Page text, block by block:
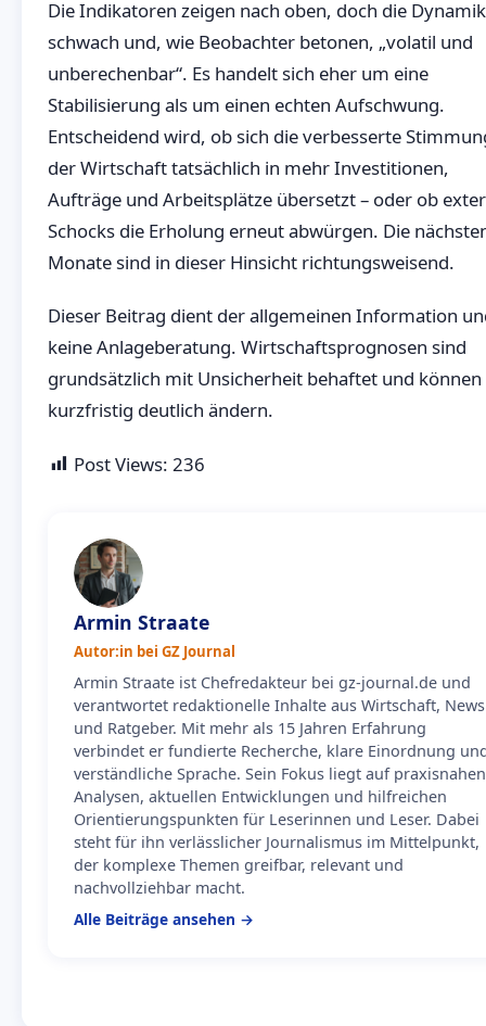
Die Indikatoren zeigen nach oben, doch die
schwach und, wie Beobachter betonen, „volatil und
unberechenbar“. Es handelt sich eher um eine
Stabilisierung als um einen echten Aufschwung.
Entscheidend wird, ob sich die verbesserte
der Wirtschaft tatsächlich in mehr Investitionen,
Aufträge und Arbeitsplätze übersetzt – oder ob
Schocks die Erholung erneut abwürgen. Die
Monate sind in dieser Hinsicht richtungsweisend.
Dieser Beitrag dient der allgemeinen Information
keine Anlageberatung. Wirtschaftsprognosen sind
grundsätzlich mit Unsicherheit behaftet und können
kurzfristig deutlich ändern.
Post Views: 236
Armin Straate
Autor:in bei GZ Journal
Armin Straate ist Chefredakteur bei gz-journal.de und
verantwortet redaktionelle Inhalte aus Wirtschaft, News
und Ratgeber. Mit mehr als 15 Jahren Erfahrung
verbindet er fundierte Recherche, klare Einordnung
verständliche Sprache. Sein Fokus liegt auf praxisnahen
Analysen, aktuellen Entwicklungen und hilfreichen
Orientierungspunkten für Leserinnen und Leser. Dabei
steht für ihn verlässlicher Journalismus im Mittelpunkt,
der komplexe Themen greifbar, relevant und
nachvollziehbar macht.
Alle Beiträge ansehen →